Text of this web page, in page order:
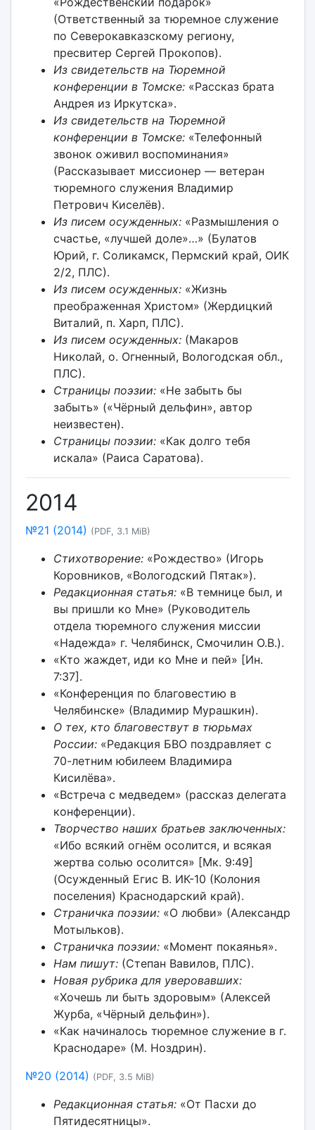
(Ответственный за тюремное служение
по Северокавказскому региону,
пресвитер Сергей Прокопов).
Из свидетельств на Тюремной
конференции в Томске: «Рассказ брата
Андрея из Иркутска».
Из свидетельств на Тюремной
конференции в Томске: «Телефонный
звонок оживил воспоминания»
(Рассказывает миссионер — ветеран
тюремного служения Владимир
Петрович Киселёв).
Из писем осужденных: «Размышления о
счастье, «лучшей доле»…» (Булатов
Юрий, г. Соликамск, Пермский край, ОИК
2/2, ПЛС).
Из писем осужденных: «Жизнь
преображенная Христом» (Жердицкий
Виталий, п. Харп, ПЛС).
Из писем осужденных: (Макаров
Николай, о. Огненный, Вологодская обл.,
ПЛС).
Страницы поэзии: «Не забыть бы
забыть» («Чёрный дельфин», автор
неизвестен).
Страницы поэзии: «Как долго тебя
искала» (Раиса Саратова).
2014
№21 (2014) (PDF, 3.1 MiB)
Стихотворение:«Рождество» (Игорь
Коровников, «Вологодский Пятак»).
Редакционная статья:«В темнице был, и
вы пришли ко Мне» (Руководитель
отдела тюремного служения миссии
«Надежда» г. Челябинск, Смочилин О.В.).
«Кто жаждет, иди ко Мне и пей» [Ин.
7:37].
«Конференция по благовестию в
Челябинске» (Владимир Мурашкин).
О тех, кто благовествут в тюрьмах
России:«Редакция БВО поздравляет с
70-летним юбилеем Владимира
Кисилёва».
«Встреча с медведем» (рассказ делегата
конференции).
Творчество наших братьев заключенных:
«Ибо всякий огнём осолится, и всякая
жертва солью осолится» [Мк. 9:49]
(Осужденный Егис В. ИК-10 (Колония
поселения) Краснодарский край).
Страничка поэзии:«О любви» (Александр
Мотыльков).
Страничка поэзии: «Момент покаянья».
Нам пишут:(Степан Вавилов, ПЛС).
Новая рубрика для уверовавших:
«Хочешь ли быть здоровым» (Алексей
Журба, «Чёрный дельфин»).
«Как начиналось тюремное служение в г.
Краснодаре» (М. Ноздрин).
№20 (2014) (PDF, 3.5 MiB)
Редакционная статья:«От Пасхи до
Пятидесятницы».